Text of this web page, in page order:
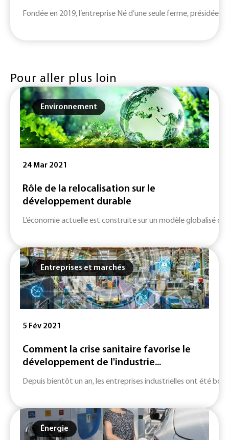
Fondée en 2019, l’entreprise Né d’une seule ferme, présidée
Pour aller plus loin
Environnement
24 Mar 2021
Rôle de la relocalisation sur le
développement durable
L’économie actuelle est construite sur un modèle globalisé
Entreprises et marchés
5 Fév 2021
Comment la crise sanitaire favorise le
développement de l'industrie...
Depuis bientôt un an, les entreprises industrielles ont été
Énergie